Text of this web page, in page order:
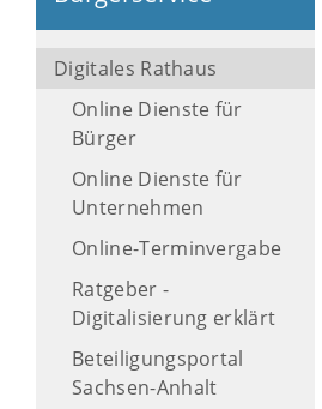
Digitales Rathaus
Online Dienste für
Bürger
Online Dienste für
Unternehmen
Online-Terminvergabe
Ratgeber -
Digitalisierung erklärt
Beteiligungsportal
Sachsen-Anhalt